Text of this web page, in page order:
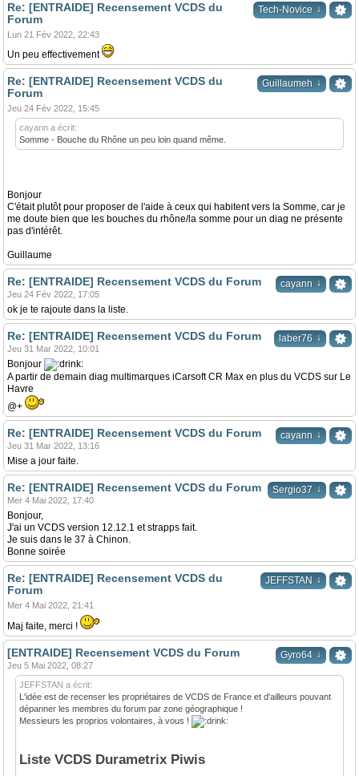
Tech-Novice ↓
Re: [ENTRAIDE] Recensement VCDS du
Forum
Lun 21 Fév 2022, 22:43
Un peu effectivement
Guillaumeh ↓
Re: [ENTRAIDE] Recensement VCDS du
Forum
Jeu 24 Fév 2022, 15:45
cayann a écrit:
Somme - Bouche du Rhône un peu loin quand même.
Bonjour
C'était plutôt pour proposer de l'aide à ceux qui habitent vers la Somme, car je
me doute bien que les bouches du rhône/la somme pour un diag ne présente
pas d'intérêt.
Guillaume
cayann ↓
Re: [ENTRAIDE] Recensement VCDS du Forum
Jeu 24 Fév 2022, 17:05
ok je te rajoute dans la liste.
laber76 ↓
Re: [ENTRAIDE] Recensement VCDS du Forum
Jeu 31 Mar 2022, 10:01
Bonjour
A partir de demain diag multimarques iCarsoft CR Max en plus du VCDS sur Le
Havre
@+
cayann ↓
Re: [ENTRAIDE] Recensement VCDS du Forum
Jeu 31 Mar 2022, 13:16
Mise a jour faite.
Sergio37 ↓
Re: [ENTRAIDE] Recensement VCDS du Forum
Mer 4 Mai 2022, 17:40
Bonjour,
J'ai un VCDS version 12.12.1 et strapps fait.
Je suis dans le 37 à Chinon.
Bonne soirée
JEFFSTAN ↓
Re: [ENTRAIDE] Recensement VCDS du
Forum
Mer 4 Mai 2022, 21:41
Maj faite, merci !
Gyro64 ↓
[ENTRAIDE] Recensement VCDS du Forum
Jeu 5 Mai 2022, 08:27
JEFFSTAN a écrit:
L'idée est de recenser les propriétaires de VCDS de France et d'ailleurs pouvant
dépanner les membres du forum par zone géographique !
Messieurs les proprios volontaires, à vous !
Liste VCDS Durametrix Piwis